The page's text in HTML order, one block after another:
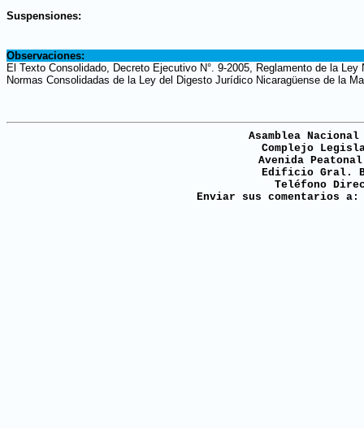
Suspensiones:
Observaciones:
El Texto Consolidado, Decreto Ejecutivo N°. 9-2005, Reglamento de la
Normas Consolidadas de la Ley del Digesto Jurídico Nicaragüense de la
Asamblea
Complejo
Avenida
Edificio Gral.
Teléfono
Enviar sus comentarios